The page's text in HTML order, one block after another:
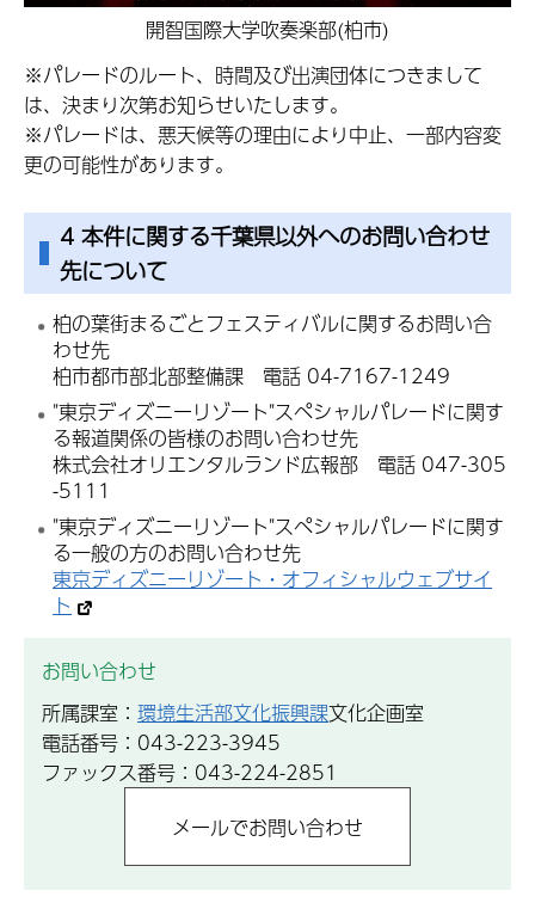
開智国際大学吹奏楽部(柏市)
※パレードのルート、時間及び出演団体につきまして
は、決まり次第お知らせいたします。
※パレードは、悪天候等の理由により中止、一部内容変
更の可能性があります。
4 本件に関する千葉県以外へのお問い合わせ
先について
柏の葉街まるごとフェスティバルに関するお問い合
わせ先
柏市都市部北部整備課 電話 04-7167-1249
"東京ディズニーリゾート"スペシャルパレードに関す
る報道関係の皆様のお問い合わせ先
株式会社オリエンタルランド広報部 電話 047-305
-5111
"東京ディズニーリゾート"スペシャルパレードに関す
る一般の方のお問い合わせ先
東京ディズニーリゾート・オフィシャルウェブサイ
ト
お問い合わせ
所属課室： 環境生活部文化振興課文化企画室
電話番号：043-223-3945
ファックス番号：043-224-2851